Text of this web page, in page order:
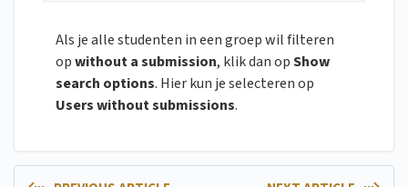
Als je alle studenten in een groep wil filteren
opwithout a submission, klik dan opShow
search options. Hier kun je selecteren op
Users without submissions.